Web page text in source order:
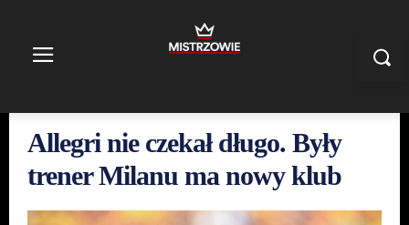
Allegri nie czekał długo. Były
trener Milanu ma nowy klub